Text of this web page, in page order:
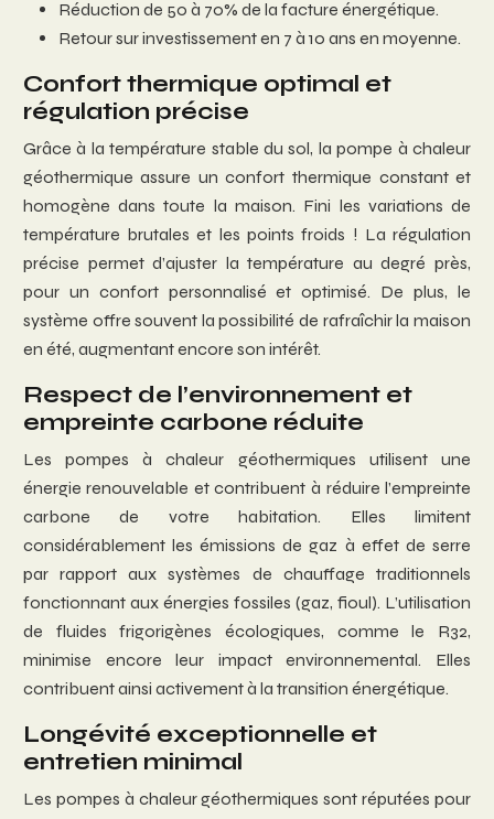
Réduction de 50 à 70% de la facture énergétique.
Retour sur investissement en 7 à 10 ans en moyenne.
Confort thermique optimal et
régulation précise
Grâce à la température stable du sol, la pompe à chaleur
géothermique assure un confort thermique constant et
homogène dans toute la maison. Fini les variations de
température brutales et les points froids ! La régulation
précise permet d’ajuster la température au degré près,
pour un confort personnalisé et optimisé. De plus, le
système offre souvent la possibilité de rafraîchir la maison
en été, augmentant encore son intérêt.
Respect de l’environnement et
empreinte carbone réduite
Les pompes à chaleur géothermiques utilisent une
énergie renouvelable et contribuent à réduire l’empreinte
carbone de votre habitation. Elles limitent
considérablement les émissions de gaz à effet de serre
par rapport aux systèmes de chauffage traditionnels
fonctionnant aux énergies fossiles (gaz, fioul). L’utilisation
de fluides frigorigènes écologiques, comme le R32,
minimise encore leur impact environnemental. Elles
contribuent ainsi activement à la transition énergétique.
Longévité exceptionnelle et
entretien minimal
Les pompes à chaleur géothermiques sont réputées pour